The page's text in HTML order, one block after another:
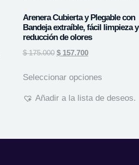
Arenera Cubierta y Plegable con
Bandeja extraíble, fácil limpieza y
reducción de olores
$175.000 $157.700
Seleccionar opciones
Añadir a la lista de deseos.